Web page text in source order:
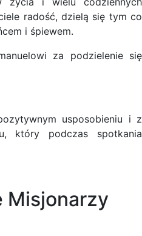
radość, dzielą się tym co
i śpiewem.
za podzielenie się
usposobieniu i z
który podczas spotkania
Misjonarzy